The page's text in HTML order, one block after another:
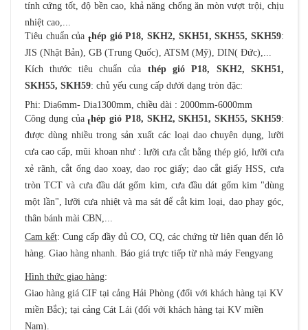
tính cứng tốt, độ bền cao, khả năng chống ăn mòn vượt trội, chịu
nhiệt cao,...
Tiêu chuẩn của thép gió P18, SKH2, SKH51, SKH55, SKH59:
JIS (Nhật Bản), GB (Trung Quốc), ATSM (Mỹ), DIN( Đức),...
Kích thước tiêu chuẩn của thép gió P18, SKH2, SKH51,
SKH55, SKH59: chủ yếu cung cấp dưới dạng tròn đặc:
Phi: Dia6mm- Dia1300mm, chiều dài : 2000mm-6000mm
Công dụng củathép gió P18, SKH2, SKH51, SKH55, SKH59:
được dùng nhiều trong sản xuất các loại dao chuyên dụng, lưỡi
cưa cao cấp, mũi khoan như : lưỡi cưa cắt bằng thép gió, lưỡi cưa
xẻ rãnh, cắt ống dao xoay, dao rọc giấy; dao cắt giấy HSS, cưa
tròn TCT và cưa đầu dát gốm kim, cưa đầu dát gốm kim "dùng
một lần", lưỡi cưa nhiệt và ma sát để cắt kim loại, dao phay góc,
thân bánh mài CBN,...
Cam kết: Cung cấp đầy đủ CO, CQ, các chứng từ liên quan đến lô
hàng. Giao hàng nhanh. Báo giá trực tiếp từ nhà máy Fengyang
Hình thức giao hàng:
Giao hàng giá CIF tại cảng Hải Phòng (đối với khách hàng tại KV
miền Bắc); tại cảng Cát Lái (đối với khách hàng tại KV miền
Nam).